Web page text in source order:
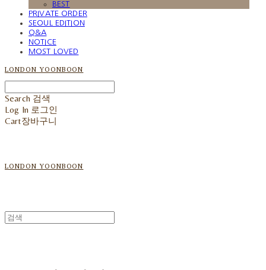
BEST
PRIVATE ORDER
SEOUL EDITION
Q&A
NOTICE
MOST LOVED
LONDON YOONBOON
Search 검색
Log In 로그인
Cart장바구니
LONDON YOONBOON